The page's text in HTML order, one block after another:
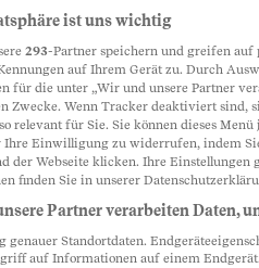
von neuen
sich an diesen
ist uns wichtig
293-Partner speichern und greifen auf
auf Ihrem Gerät zu. Durch
für die unter „Wir und unsere Partner
Zwecke. Wenn Tracker deaktiviert sind,
relevant für Sie. Sie können dieses
Ihre Einwilligung zu widerrufen, indem
der Webseite klicken. Ihre Einstellungen
finden Sie in unserer
Partner verarbeiten Daten,
genauer Standortdaten.
auf Informationen auf einem